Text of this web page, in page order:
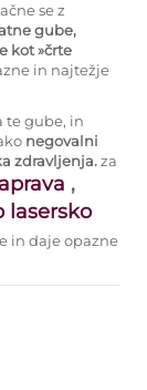
se z
gube,
kot »črte
in najtežje
te gube, in
negovalni
zdravljenja.za
,
lasersko
in daje opazne